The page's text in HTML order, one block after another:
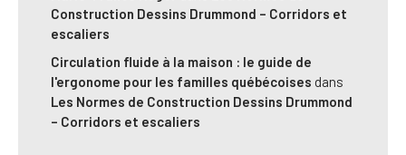
Construction Dessins Drummond – Corridors et
escaliers
Circulation fluide à la maison : le guide de
l'ergonome pour les familles québécoises dans
Les Normes de Construction Dessins Drummond
– Corridors et escaliers